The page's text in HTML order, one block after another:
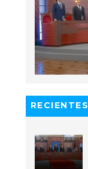
RECIENTES